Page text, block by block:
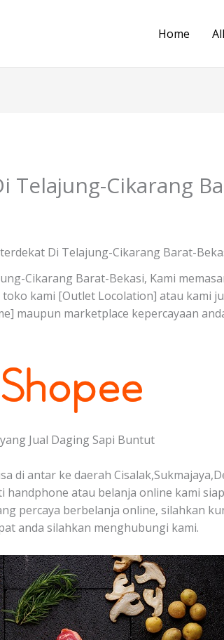
Home
Telajung-Cikarang
Di Telajung-Cikarang Barat-
Cikarang Barat-Bekasi, Kami
kami [Outlet Locolation] atau kami
maupun marketplace kepercayaan
Jual Daging Sapi Buntut
di antar ke daerah
atau belanja online kami
percaya berbelanja online, silahkan
anda silahkan menghubungi kami.